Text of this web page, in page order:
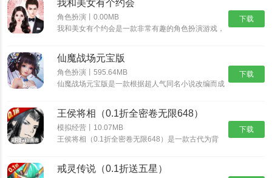
场景中开启冒险之旅，收集更多的装备提升机甲的属
性。
下载
我和美女有个约会
角色扮演丨0.00MB
我和美女有个约会是一款非常有趣的角色扮演游戏，
喜欢的角色，不断的提高自我的魅力，如果玩家对我
和美女有个约会感兴趣的话，那就快来预约体验游玩
吧！
下载
仙魔战场元宝版
角色扮演丨595.64MB
仙魔战场元宝版是一款根据超人气同名小说改编而成
世界，穿梭在神秘的仙魔大陆，沉浸式交友修炼，酣
战各路仙魔。
下载
王侯将相（0.1折全密卷无限648）
模拟经营丨10.07MB
王侯将相（0.1折全密卷无限648）是一款古代为背
能，酣畅淋漓的战斗让你热血澎湃！
戒灵传说（0.1折送五星）